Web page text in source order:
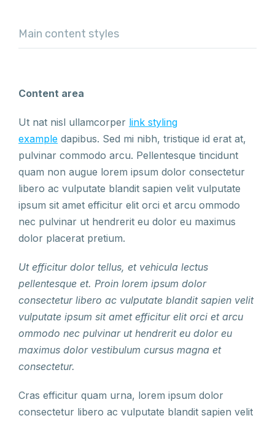
Main content styles
Content area
Ut nat nisl ullamcorper link styling
example dapibus. Sed mi nibh, tristique id erat at,
pulvinar commodo arcu. Pellentesque tincidunt
quam non augue lorem ipsum dolor consectetur
libero ac vulputate blandit sapien velit vulputate
ipsum sit amet efficitur elit orci et arcu ommodo
nec pulvinar ut hendrerit eu dolor eu maximus
dolor placerat pretium.
Ut efficitur dolor tellus, et vehicula lectus
pellentesque et. Proin lorem ipsum dolor
consectetur libero ac vulputate blandit sapien velit
vulputate ipsum sit amet efficitur elit orci et arcu
ommodo nec pulvinar ut hendrerit eu dolor eu
maximus dolor vestibulum cursus magna et
consectetur.
Cras efficitur quam urna, lorem ipsum dolor
consectetur libero ac vulputate blandit sapien velit